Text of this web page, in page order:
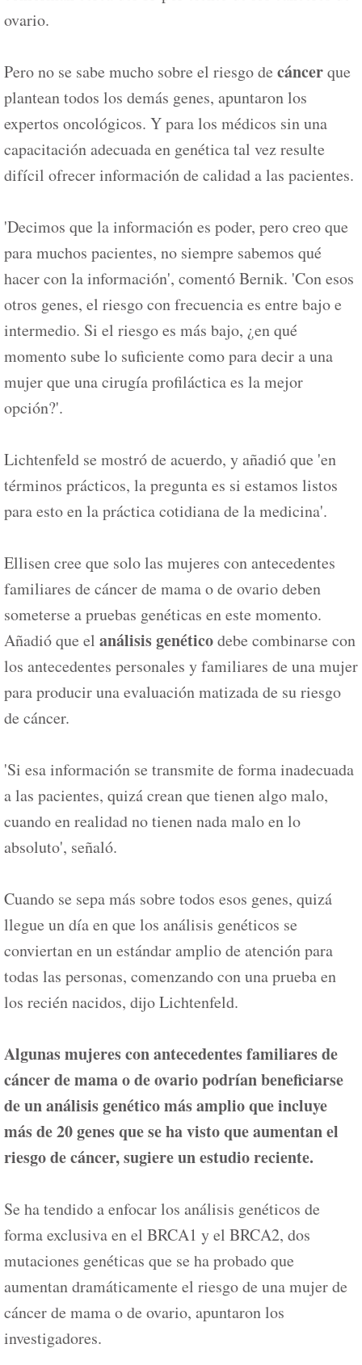
ovario.
Pero no se sabe mucho sobre el riesgo de cáncerque
plantean todos los demás genes, apuntaron los
expertos oncológicos. Y para los médicos sin una
capacitación adecuada en genética tal vez resulte
difícil ofrecer información de calidad a las pacientes.
'Decimos que la información es poder, pero creo que
para muchos pacientes, no siempre sabemos qué
hacer con la información', comentó Bernik. 'Con esos
otros genes, el riesgo con frecuencia es entre bajo e
intermedio. Si el riesgo es más bajo, ¿en qué
momento sube lo suficiente como para decir a una
mujer que una cirugía profiláctica es la mejor
opción?'.
Lichtenfeld se mostró de acuerdo, y añadió que 'en
términos prácticos, la pregunta es si estamos listos
para esto en la práctica cotidiana de la medicina'.
Ellisen cree que solo las mujeres con antecedentes
familiares de cáncer de mama o de ovario deben
someterse a pruebas genéticas en este momento.
Añadió que el análisis genéticodebe combinarse con
los antecedentes personales y familiares de una mujer
para producir una evaluación matizada de su riesgo
de cáncer.
'Si esa información se transmite de forma inadecuada
a las pacientes, quizá crean que tienen algo malo,
cuando en realidad no tienen nada malo en lo
absoluto', señaló.
Cuando se sepa más sobre todos esos genes, quizá
llegue un día en que los análisis genéticos se
conviertan en un estándar amplio de atención para
todas las personas, comenzando con una prueba en
los recién nacidos, dijo Lichtenfeld.
Algunas mujeres con antecedentes familiares de
cáncer de mama o de ovario podrían beneficiarse
de un análisis genético más amplio que incluye
más de 20 genes que se ha visto que aumentan el
riesgo de cáncer, sugiere un estudio reciente.
Se ha tendido a enfocar los análisis genéticos de
forma exclusiva en el BRCA1 y el BRCA2, dos
mutaciones genéticas que se ha probado que
aumentan dramáticamente el riesgo de una mujer de
cáncer de mama o de ovario, apuntaron los
investigadores.